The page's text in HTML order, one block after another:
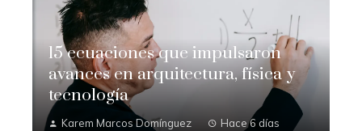
15 ecuaciones que impulsaron
avances en arquitectura, física y
tecnología
Karem Marcos Domínguez Hace 6 días